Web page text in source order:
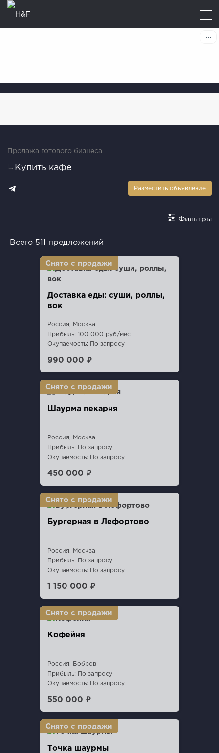
Продажа готового бизнеса
Купить кафе
Разместить объявление
Фильтры
Всего 511 предложений
Доставка еды: суши, роллы,
вок
Россия, Москва
Прибыль: 100 000 руб/мес
Окупаемость: По запросу
990 000 ₽
Шаурма пекарня
Россия, Москва
Прибыль: По запросу
Окупаемость: По запросу
450 000 ₽
Бургерная в Лефортово
Россия, Москва
Прибыль: По запросу
Окупаемость: По запросу
1 150 000 ₽
Кофейня
Россия, Бобров
Прибыль: По запросу
Окупаемость: По запросу
550 000 ₽
Точка шаурмы